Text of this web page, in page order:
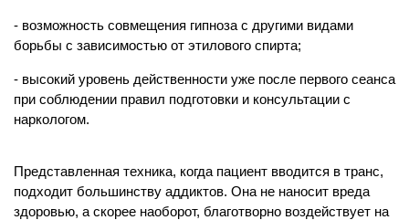
возможность совмещения гипноза с другими видами
борьбы с зависимостью от этилового спирта;
высокий уровень действенности уже после первого сеанса
при соблюдении правил подготовки и консультации с
наркологом.
Представленная техника, когда пациент вводится в транс,
подходит большинству аддиктов. Она не наносит вреда
здоровью, а скорее наоборот, благотворно воздействует на